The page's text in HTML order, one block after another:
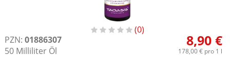
0
PZN: 01886307
50 Milliliter Öl
8,90 €
178,00 €pro 1 l